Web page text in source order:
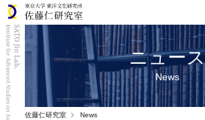
ニュース
News
佐藤仁研究室 News